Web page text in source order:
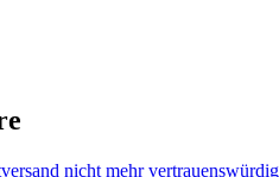
nicht mehr vertrauenswürdig